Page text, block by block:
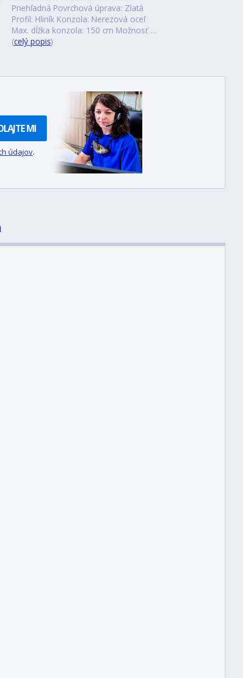
Priehľadná Povrchová úprava: Zlatá
Profil: Hliník Konzola: Nerezová oceľ
Max. dĺžka konzola: 150 cm Možnosť …
(celý popis)
MI
údajov.